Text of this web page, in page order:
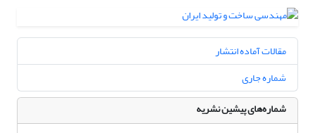
مقالات آماده انتشار
شماره جاری
شماره‌های پیشین نشریه